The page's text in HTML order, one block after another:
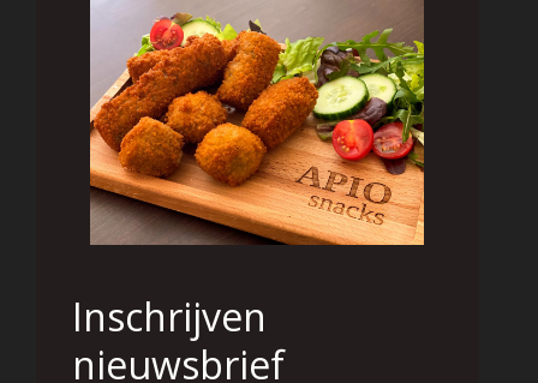
Inschrijven
nieuwsbrief